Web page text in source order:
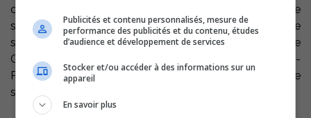
conclue prochainement pour l’aménagement d’une autre
station. Ces appareils seront installés dans le
stationnement du Centre multifonctionnel (475, rue
Chabot) et dans le stationnement du parc Antoine-
Pécaudy (1500, rue des Saules), à proximité du Centre
sportif régional de Contrecœur.
Publicités et contenu personnalisés, mesure de
performance des publicités et du contenu, études
d’audience et développement de services
Stocker et/ou accéder à des informations sur un
appareil
En savoir plus